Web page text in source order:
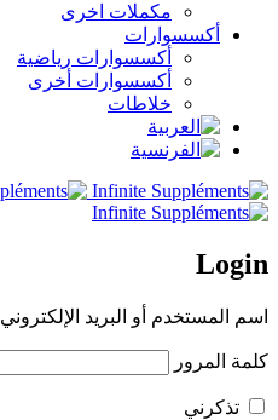
مكملات اخرى
أكسسوارات
أكسسوارات رياضية
أكسسوارات أخرى
خلاطات
Login
اسم المستخدم أو البريد الإلكتروني
كلمة المرور
تذكرني